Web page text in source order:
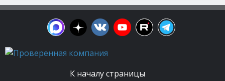
К началу страницы